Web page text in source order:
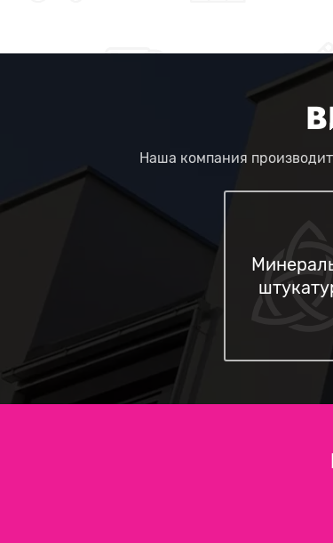
Наша компания